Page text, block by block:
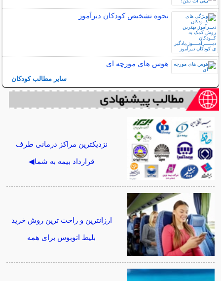
نحوه تشخیص کودکان دیرآموز
هوس های مورچه ای
سایر مطالب کودکان
نزدیکترین مراکز درمانی طرف
قرارداد بیمه به شما◀
ارزانترین و راحت ترین روش خرید
بلیط اتوبوس برای همه